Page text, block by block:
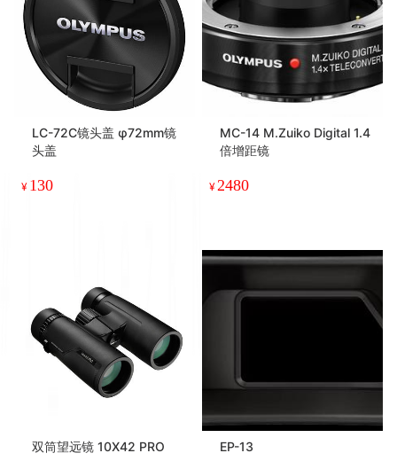
LC-72C镜头盖 φ72mm镜
头盖
¥ 130
MC-14 M.Zuiko Digital 1.4
倍增距镜
¥ 2480
双筒望远镜 10X42 PRO EP-13